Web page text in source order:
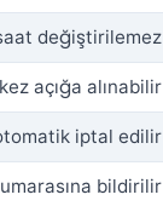
değiştirilemez.
açığa alınabilir.
iptal edilir.
bildirilir.